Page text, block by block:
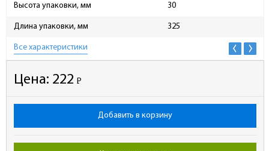
Высота упаковки, мм 30
Длина упаковки, мм 325
Все характеристики
Цена: 222 Р
-
Добавить в корзину